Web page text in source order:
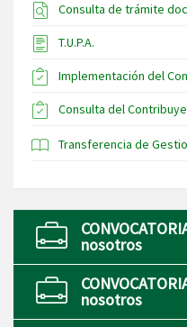
Consulta de trámite
T.U.P.A.
Implementación del
Consulta del
Transferencia de
nosotros
nosotros